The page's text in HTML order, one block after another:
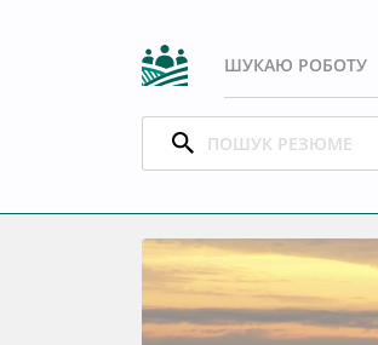
ШУКАЮ РОБОТУ